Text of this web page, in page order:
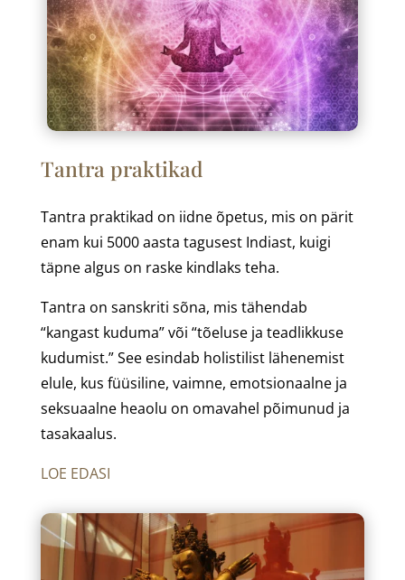
Tantra praktikad
Tantra praktikad on iidne õpetus, mis on pärit
enam kui 5000 aasta tagusest Indiast, kuigi
täpne algus on raske kindlaks teha.
Tantra on sanskriti sõna, mis tähendab
“kangast kuduma” või “tõeluse ja teadlikkuse
kudumist.” See esindab holistilist lähenemist
elule, kus füüsiline, vaimne, emotsionaalne ja
seksuaalne heaolu on omavahel põimunud ja
tasakaalus.
LOE EDASI